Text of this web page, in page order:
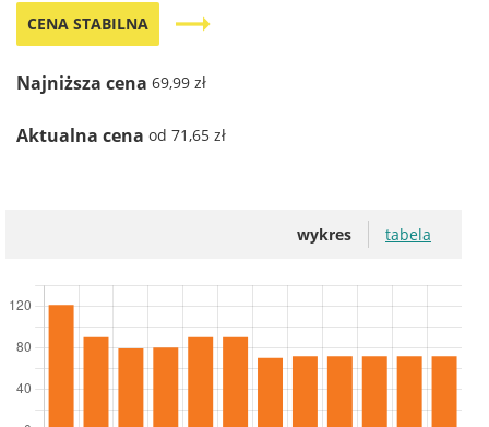
CENA STABILNA trending_flat
Najniższa cena 69,99 zł
Aktualna cena od 71,65 zł
wykres tabela